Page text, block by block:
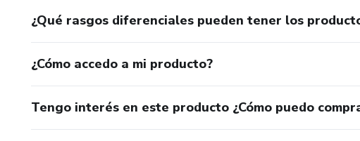
¿Qué rasgos diferenciales pueden tener los
¿Cómo accedo a mi producto?
Tengo interés en este producto ¿Cómo puedo